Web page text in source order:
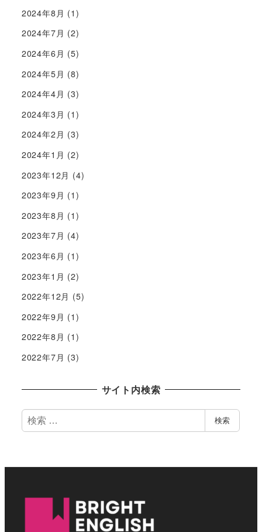
2024年8月 (1)
2024年7月 (2)
2024年6月 (5)
2024年5月 (8)
2024年4月 (3)
2024年3月 (1)
2024年2月 (3)
2024年1月 (2)
2023年12月 (4)
2023年9月 (1)
2023年8月 (1)
2023年7月 (4)
2023年6月 (1)
2023年1月 (2)
2022年12月 (5)
2022年9月 (1)
2022年8月 (1)
2022年7月 (3)
サイト内検索
検
索
検索